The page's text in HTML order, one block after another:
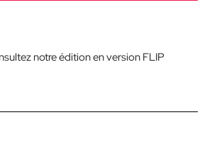
notre édition en version FLIP